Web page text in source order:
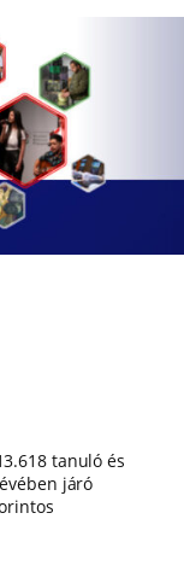
tanuló és
járó